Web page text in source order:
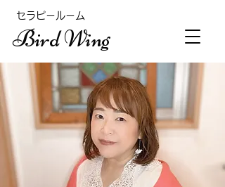
Bird Wing
​セラピールーム